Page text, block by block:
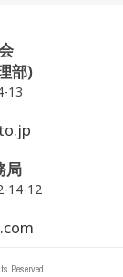
部)
13
局
14-12
Reserved.